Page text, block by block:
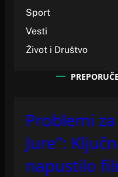
Sport
Vesti
Život i Društvo
Problemi
Jure":
napustilo